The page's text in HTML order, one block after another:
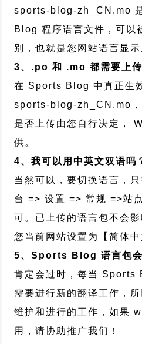
sports-blog-zh_CN.mo
Blog 程序语言文件，可以
别，也就是您网站语言显示
3、.po 和 .mo 都需要上传
在 Sports Blog 中真正生
sports-blog-zh_CN.mo，
是否上传由您自行决定，
供。
4、我可以用中英文双语吗
当然可以，要切换语言，
台 => 设置 => 常规 =>站
可。已上传的语言包不会
您当前网站设置为【简体中
5、Sports Blog 语言包会
肯定会过时，每当 Sports
需要进行新的翻译工作，
维护和进行的工作，如果
用，请协助推广我们！